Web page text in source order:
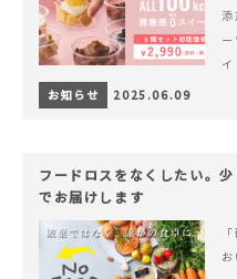
お知らせ
2025.06.09
フードロスをなくしたい。
でお届けします